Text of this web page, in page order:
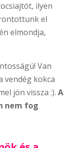
ilyen
el
elmondja,
Van
vendég kokca
jön vissza :). A
nem fog